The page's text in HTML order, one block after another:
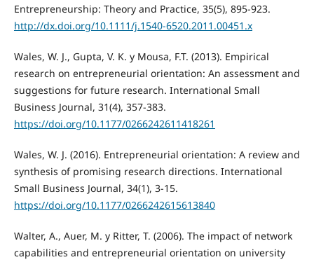
Entrepreneurship: Theory and Practice, 35(5), 895-923.
http://dx.doi.org/10.1111/j.1540-6520.2011.00451.x
Wales, W. J., Gupta, V. K. y Mousa, F.T. (2013). Empirical
research on entrepreneurial orientation: An assessment and
suggestions for future research. International Small
Business Journal, 31(4), 357-383.
https://doi.org/10.1177/0266242611418261
Wales, W. J. (2016). Entrepreneurial orientation: A review and
synthesis of promising research directions. International
Small Business Journal, 34(1), 3-15.
https://doi.org/10.1177/0266242615613840
Walter, A., Auer, M. y Ritter, T. (2006). The impact of network
capabilities and entrepreneurial orientation on university